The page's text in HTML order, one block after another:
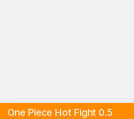
One Piece Hot Fight 0.5